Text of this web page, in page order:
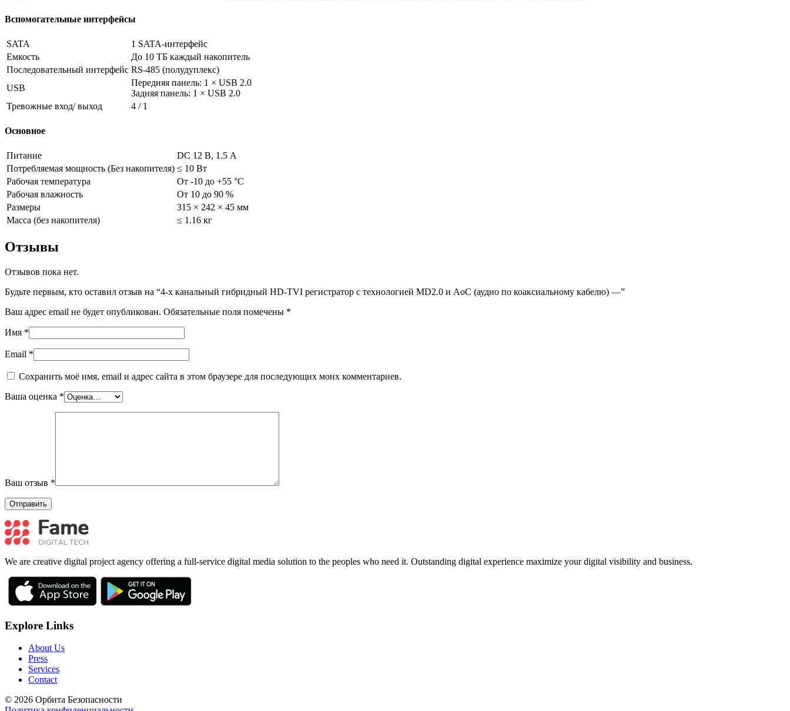
Вспомогательные интерфейсы
SATA
1 SATA-интерфейс
Емкость
До 10 ТБ каждый накопитель
Последовательный интерфейс RS-485 (полудуплекс)
USB
Передняя панель: 1 × USB 2.0
Задняя панель: 1 × USB 2.0
Тревожные вход/ выход
4 / 1
Основное
Питание
DC 12 В, 1.5 А
Потребляемая мощность (Без накопителя) ≤ 10 Вт
Рабочая температура
От -10 до +55 °C
Рабочая влажность
От 10 до 90 %
Размеры
315 × 242 × 45 мм
Масса (без накопителя)
≤ 1.16 кг
Отзывы
Отзывов пока нет.
Будьте первым, кто оставил отзыв на “4-х канальный гибридный HD-TVI регистратор c технологией MD2.0 и AoC (аудио по коаксиальному кабелю) —”
Ваш адрес email не будет опубликован. Обязательные поля помечены *
Имя *
Email *
Сохранить моё имя, email и адрес сайта в этом браузере для последующих моих комментариев.
Ваша оценка *
Ваш отзыв *
We are creative digital project agency offering a full-service digital media solution to the peoples who need it. Outstanding digital experience maximize your digital visibility and business.
Explore Links
About Us
Press
Services
Contact
© 2026 Орбита Безопасности